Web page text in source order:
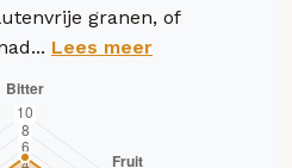
granen, of
Lees meer